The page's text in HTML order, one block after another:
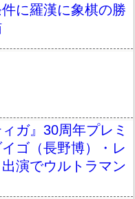
に羅漢に象棋の勝
ガ』30周年プレミ
ゴ（長野博）・レ
演でウルトラマン